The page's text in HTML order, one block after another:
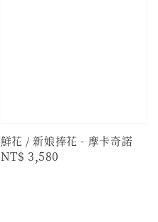
鮮花 / 新娘捧花 - 摩卡奇諾
Regular
NT$ 3,580